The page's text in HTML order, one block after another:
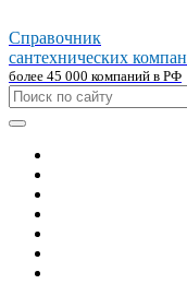
Справочник
сантехнических
более 45 000 компаний в РФ